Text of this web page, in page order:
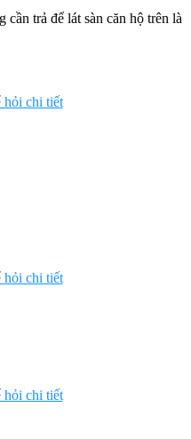
trả để lát sàn căn hộ trên là
hỏi chi tiết
hỏi chi tiết
hỏi chi tiết